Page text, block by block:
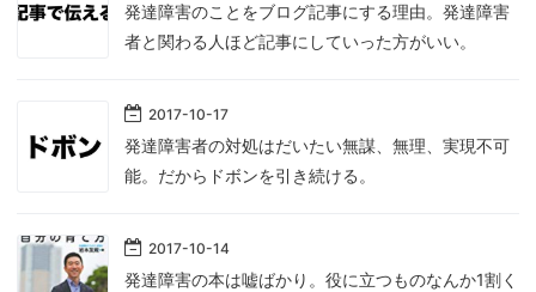
発達障害のことをブログ記事にする理由。発達障害
者と関わる人ほど記事にしていった方がいい。
2017-10-17
発達障害者の対処はだいたい無謀、無理、実現不可
能。だからドボンを引き続ける。
2017-10-14
発達障害の本は嘘ばかり。役に立つものなんか1割く